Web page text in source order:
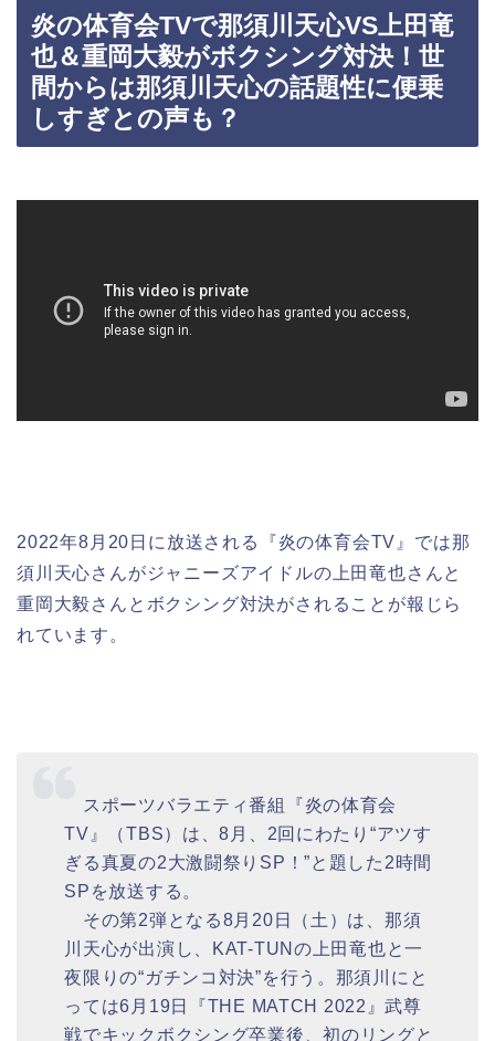
炎の体育会TVで那須川天心VS上田竜
也＆重岡大毅がボクシング対決！世
間からは那須川天心の話題性に便乗
しすぎとの声も？
2022年8月20日に放送される『炎の体育会TV』では那
須川天心さんがジャニーズアイドルの上田竜也さんと
重岡大毅さんとボクシング対決がされることが報じら
れています。
スポーツバラエティ番組『炎の体育会
TV』（TBS）は、8月、2回にわたり“アツす
ぎる真夏の2大激闘祭りSP！”と題した2時間
SPを放送する。
その第2弾となる8月20日（土）は、那須
川天心が出演し、KAT-TUNの上田竜也と一
夜限りの“ガチンコ対決”を行う。那須川にと
っては6月19日『THE MATCH 2022』武尊
戦でキックボクシング卒業後、初のリングと